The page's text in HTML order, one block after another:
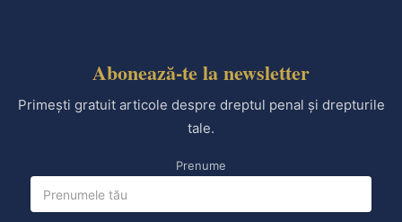
Abonează-te la newsletter
Primești gratuit articole despre dreptul penal și drepturile
tale.
Prenume